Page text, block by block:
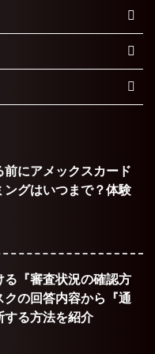
にアメックスカード
ングはいつまで？体験
る『審査状況の確認方
の回答内容から『通
る方法を紹介